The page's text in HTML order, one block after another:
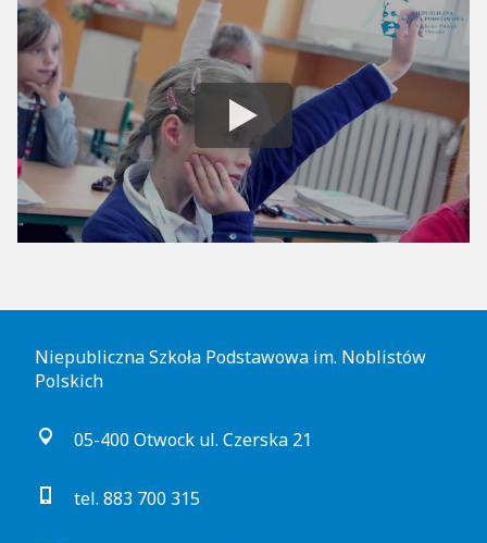
Niepubliczna Szkoła Podstawowa im. Noblistów
Polskich
05-400 Otwock ul. Czerska 21
tel. 883 700 315